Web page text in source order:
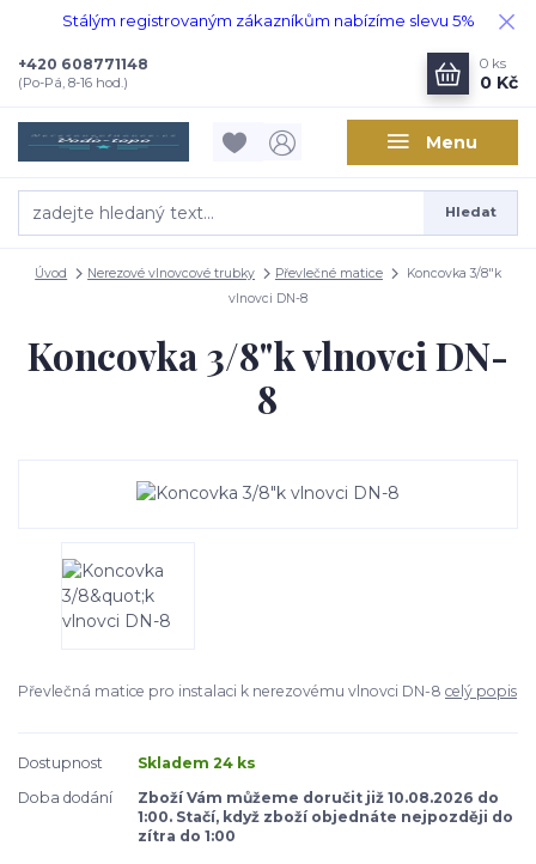
Stálým registrovaným zákazníkům nabízíme slevu 5%
Menu
Hledat
+420 608771148
(Po-Pá, 8-16 hod.)
0 ks
0 Kč
Úvod Nerezové vlnovcové trubky Převlečné matice
Koncovka 3/8"k
vlnovci DN-8
Koncovka 3/8"k vlnovci DN-
8
Převlečná matice pro instalaci k nerezovému vlnovci DN-8 celý popis
Dostupnost
Skladem 24 ks
Doba dodání
Zboží Vám můžeme doručit již 10.08.2026 do
1:00. Stačí, když zboží objednáte nejpozději do
zítra do 1:00